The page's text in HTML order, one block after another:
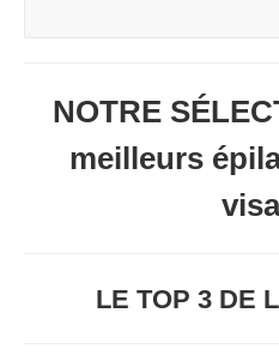
NOTRE
meilleurs
LE TOP 3 DE